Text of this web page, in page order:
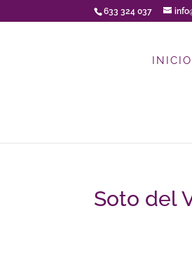
633 324 037
INICIO
Soto del